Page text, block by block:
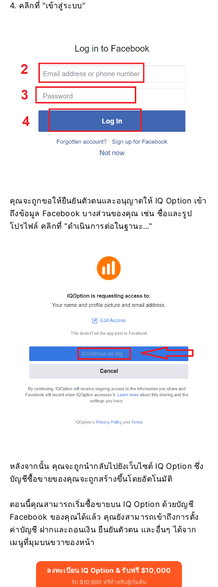
4. คลิกที่ "เข้าสู่ระบบ"
คุณจะถูกขอให้ยืนยันตัวตนและอนุญาตให้ IQ Option เข้า
ถึงข้อมูล Facebook บางส่วนของคุณ เช่น ชื่อและรูป
โปรไฟล์ คลิกที่ "ดำเนินการต่อในฐานะ..."
หลังจากนั้น คุณจะถูกนำกลับไปยังเว็บไซต์ IQ Option ซึ่ง
บัญชีซื้อขายของคุณจะถูกสร้างขึ้นโดยอัตโนมัติ
ตอนนี้คุณสามารถเริ่มซื้อขายบน IQ Option ด้วยบัญชี
Facebook ของคุณได้แล้ว คุณยังสามารถเข้าถึงการตั้ง
ค่าบัญชี ฝากและถอนเงิน ยืนยันตัวตน และอื่นๆ ได้จาก
เมนูที่มุมบนขวาของหน้า
ลงทะเบียน IQ Option & รับฟรี $10,000
รับ $10,000 ฟรีสำหรับผู้เริ่มต้น